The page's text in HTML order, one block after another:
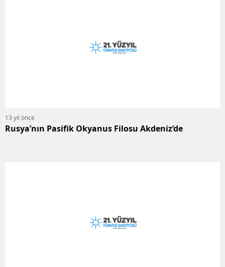
13 yıl önce
Rusya’nın Pasifik Okyanus Filosu Akdeniz’de